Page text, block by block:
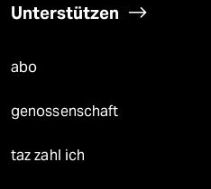
Unterstützen
abo
genossenschaft
taz zahl ich